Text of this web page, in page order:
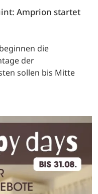
Amprion startet
die
der
sollen bis Mitte